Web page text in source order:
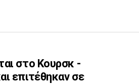
στο Κουρσκ -
επιτέθηκαν σε